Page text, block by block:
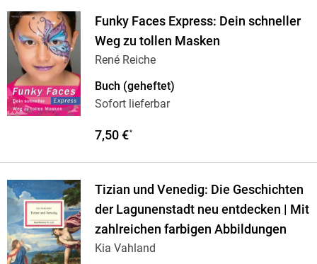
Funky Faces Express: Dein schneller
Weg zu tollen Masken
René Reiche
Buch (geheftet)
Sofort lieferbar
7,50 €*
Tizian und Venedig: Die Geschichten
der Lagunenstadt neu entdecken | Mit
zahlreichen farbigen Abbildungen
Kia Vahland